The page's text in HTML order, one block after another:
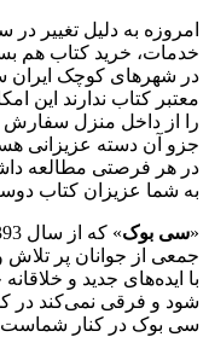
امروزه به دلیل تغییر
خدمات، خرید کتاب هم
در شهرهای کوچک ایران
معتبر کتاب ندارند این
را از داخل منزل سفارش
جزو آن دسته عزیزانی
در هر فرصتی مطالعه
به شما عزیزان کتاب
«سی بوک» که از سال 1393 در زمینه
جمعی از جوانان پر
با ایده‌های جدید و
شود و فرقی نمی‌کند در
سی بوک در کنار